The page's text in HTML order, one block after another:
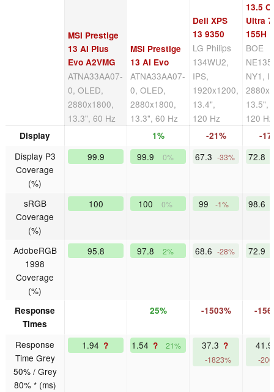
MSI Prestige
13 AI Plus
Evo A2VMG
ATNA33AA07-
0, OLED,
2880x1800,
13.3", 60 Hz
MSI Prestige
13 AI Evo
ATNA33AA07-
0, OLED,
2880x1800,
13.3", 60 Hz
Dell XPS
13 9350
LG Philips
134WU2,
IPS,
1920x1200,
13.4",
120 Hz
13.5
Ultra 7
155H
BOE
NY1,
13.5",
120 Hz
Display 1% -21% -
Display P3
Coverage
(%)
99.9 99.9 0% 67.3 -33% 72.8
sRGB
Coverage
(%)
100 100 0% 99 -1% 98.6
AdobeRGB
1998
Coverage
(%)
95.8 97.8 2% 68.6 -28% 72.9
Response
Times
25% -1503% -
Response
Time Grey
50% / Grey
80% * (ms)
1.94 ? 1.54 ? 21% 37.3 ?
-1823% -